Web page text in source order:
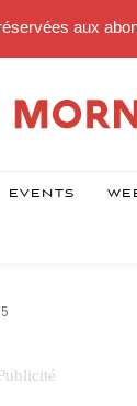
aux
EVENTS